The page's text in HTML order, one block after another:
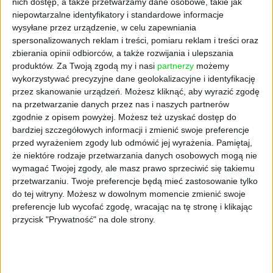
niepowtarzalne identyfikatory i standardowe informacje
wysyłane przez urządzenie, w celu zapewniania
spersonalizowanych reklam i treści, pomiaru reklam i treści oraz
zbierania opinii odbiorców, a także rozwijania i ulepszania
produktów. Za Twoją zgodą my i nasi partnerzy możemy
wykorzystywać precyzyjne dane geolokalizacyjne i identyfikację
przez skanowanie urządzeń. Możesz kliknąć, aby wyrazić zgodę
na przetwarzanie danych przez nas i naszych partnerów
zgodnie z opisem powyżej. Możesz też uzyskać dostęp do
bardziej szczegółowych informacji i zmienić swoje preferencje
przed wyrażeniem zgody lub odmówić jej wyrażenia.
Pamiętaj,
że niektóre rodzaje przetwarzania danych osobowych mogą nie
wymagać Twojej zgody, ale masz prawo sprzeciwić się takiemu
przetwarzaniu. Twoje preferencje będą mieć zastosowanie tylko
do tej witryny. Możesz w dowolnym momencie zmienić swoje
preferencje lub wycofać zgodę, wracając na tę stronę i klikając
przycisk "Prywatność" na dole strony.
Tak, ale przede wszystkim to sposób na
uwolnienie czasu pracowników. Im mniej
czasu zmarnowanego na czynności poboczne
– które choć ważne, to jednak mają charakter
tylko wspierający działalność – tym więcej na
realne działania przynoszące wymierne zyski.
To ma znaczenie zwłaszcza w małych
i średnich przedsiębiorstwach, gdzie nie ma aż
tak dużych zasobów personalnych
i uwolnienie czasu pracowników, np. poprzez
automatyzację kontroli czasu pracy albo
procesów związanych z urlopami czy
zwolnieniami lekarskimi, wpływa na realne
zwiększenie przychodów.